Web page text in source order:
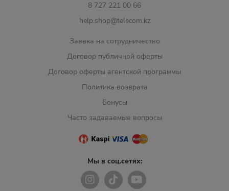
8 727 221 00 66
help.shop@telecom.kz
Заявка на сотрудничество
Договор публичной оферты
Договор оферты агентской программы
Политика возврата
Бонусы
Часто задаваемые вопросы
Мы в соц.сетях: